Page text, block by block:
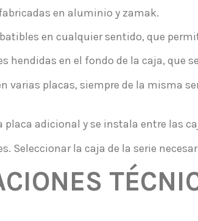
en aluminio y zamak.
en cualquier sentido, que
hendidas en el fondo de la caja, que
varias placas, siempre de la misma
placa adicional y se instala entre las
Seleccionar la caja de la serie